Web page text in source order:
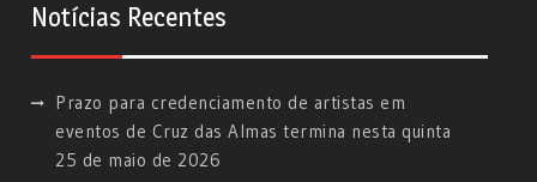
Notícias Recentes
Prazo para credenciamento de artistas em
eventos de Cruz das Almas termina nesta quinta
25 de maio de 2026